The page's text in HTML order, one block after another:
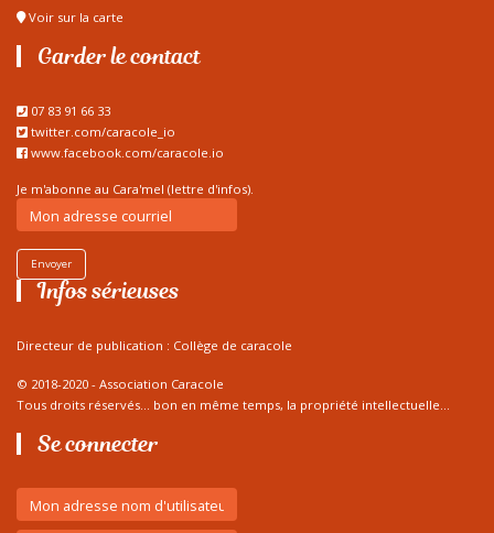
Voir sur la carte
Garder le contact
07 83 91 66 33
twitter.com/caracole_io
www.facebook.com/caracole.io
Je m'abonne au Cara'mel (lettre d'infos).
Envoyer
Infos sérieuses
Directeur de publication : Collège de caracole
© 2018-2020 - Association Caracole
Tous droits réservés... bon en même temps, la propriété intellectuelle...
Se connecter